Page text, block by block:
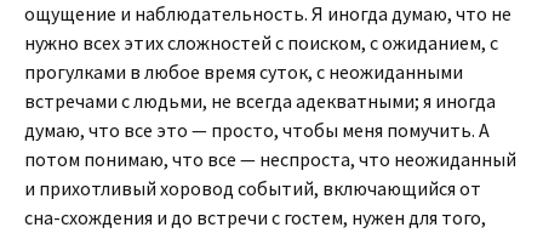
ощущение и наблюдательность. Я иногда думаю, что не
нужно всех этих сложностей с поиском, с ожиданием, с
прогулками в любое время суток, с неожиданными
встречами с людьми, не всегда адекватными; я иногда
думаю, что все это — просто, чтобы меня помучить. А
потом понимаю, что все — неспроста, что неожиданный
и прихотливый хоровод событий, включающийся от
сна-схождения и до встречи с гостем, нужен для того,